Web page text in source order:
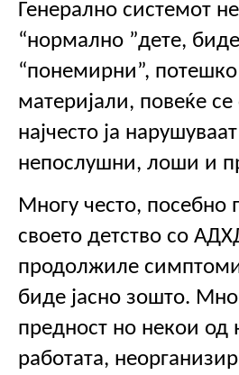
Генерално системот
“нормално ”дете,
“понемирни”,
материјали, повеќе
најчесто ја
непослушни, лоши и
Многу често, посебно
своето детство со
продолжиле
биде јасно зошто.
предност но некои од
работата,